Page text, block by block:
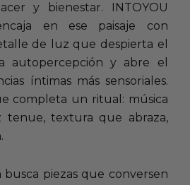
y bienestar. INTOYOU
en ese paisaje con
de luz que despierta el
autopercepción y abre el
íntimas más sensoriales.
completa un ritual: música
textura que abraza,
piezas que conversen